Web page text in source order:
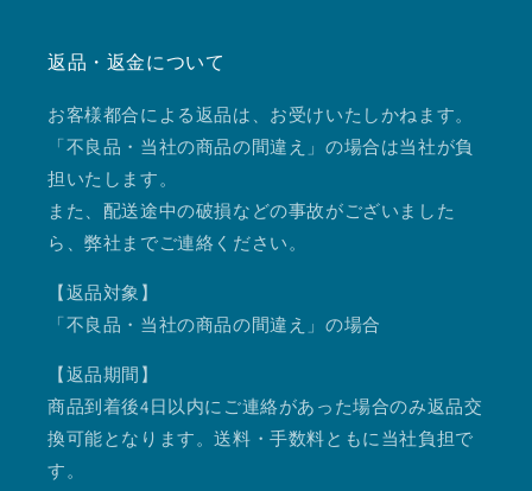
返品・返金について
お客様都合による返品は、お受けいたしかねます。
「不良品・当社の商品の間違え」の場合は当社が負
担いたします。
また、配送途中の破損などの事故がございました
ら、弊社までご連絡ください。
【返品対象】
「不良品・当社の商品の間違え」の場合
【返品期間】
商品到着後4日以内にご連絡があった場合のみ返品交
換可能となります。送料・手数料ともに当社負担で
す。